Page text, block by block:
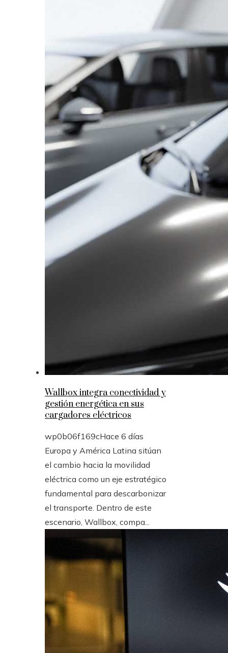
Wallbox integra conectividad y
gestión energética en sus
cargadores eléctricos
wp0b06f169cHace 6 días
Europa y América Latina sitúan
el cambio hacia la movilidad
eléctrica como un eje estratégico
fundamental para descarbonizar
el transporte. Dentro de este
escenario, Wallbox, compa...